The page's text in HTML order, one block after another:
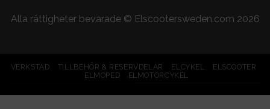
Alla rättigheter bevarade © Elscootersweden.com 2026
VERKSTAD TILLBEHÖR & RESERVDELAR ELCYKEL
ELSCOOTER
ELMOPED
ELMOTORCYKEL